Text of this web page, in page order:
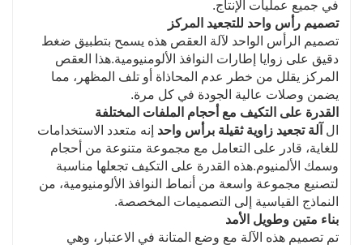
في جميع عمليات الإنتاج.
تصميم رأس واحد للتجعيد المركز
تصميم الرأس الواحد لآلة العقص هذه يسمح بتطبيق ضغط
دقيق على زوايا إطارات النوافذ الألومنيومية.هذا العقص
المركز يقلل من خطر عدم المحاذاة أو تلف المظهر، مما
يضمن وصلات عالية الجودة في كل مرة.
القدرة على التكيف مع أحجام الملفات المختلفة
ال آلة تجعيد زاوية ثقيلة برأس واحد إنه متعدد الاستخدامات
للغاية، قادر على التعامل مع مجموعة متنوعة من أحجام
وسمك الألمنيوم.هذه القدرة على التكيف تجعلها مناسبة
لتصنيع مجموعة واسعة من أنماط النوافذ الألومنيومية، من
النماذج القياسية إلى التصميمات المخصصة.
بناء متين وطويل الأمد
تم تصميم هذه الآلة مع وضع المتانة في الاعتبار، وهي